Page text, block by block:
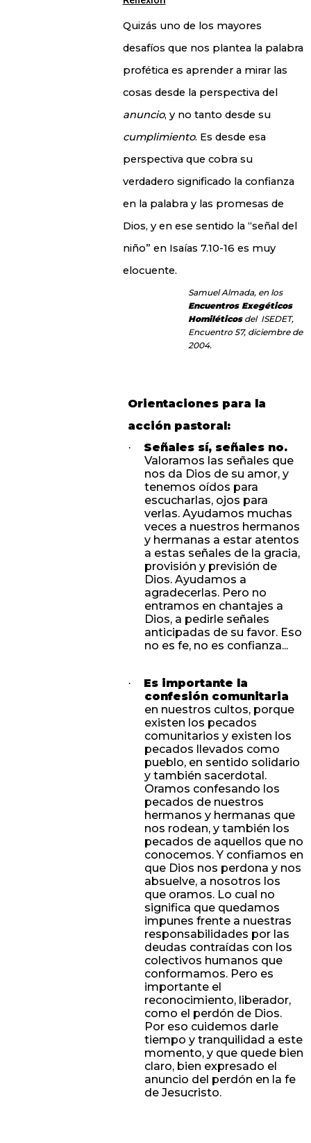
Quizás uno de los mayores
desafíos que nos plantea la palabra
profética es aprender a mirar las
cosas desde la perspectiva del
anuncio, y no tanto desde su
cumplimiento. Es desde esa
perspectiva que cobra su
verdadero significado la confianza
en la palabra y las promesas de
Dios, y en ese sentido la “señal del
niño” en Isaías 7.10-16 es muy
elocuente.
Samuel Almada, en los
Encuentros Exegéticos
Homiléticosdel ISEDET,
Encuentro 57, diciembre de
2004.
Orientaciones para la
acción pastoral:
·
Señales sí, señales no.
Valoramos las señales que
nos da Dios de su amor, y
tenemos oídos para
escucharlas, ojos para
verlas. Ayudamos muchas
veces a nuestros hermanos
y hermanas a estar atentos
a estas señales de la gracia,
provisión y previsión de
Dios. Ayudamos a
agradecerlas. Pero no
entramos en chantajes a
Dios, a pedirle señales
anticipadas de su favor. Eso
no es fe, no es confianza...
·
Es importante la
confesión comunitaria
en nuestros cultos, porque
existen los pecados
comunitarios y existen los
pecados llevados como
pueblo, en sentido solidario
y también sacerdotal.
Oramos confesando los
pecados de nuestros
hermanos y hermanas que
nos rodean, y también los
pecados de aquellos que no
conocemos. Y confiamos en
que Dios nos perdona y nos
absuelve, a nosotros los
que oramos. Lo cual no
significa que quedamos
impunes frente a nuestras
responsabilidades por las
deudas contraídas con los
colectivos humanos que
conformamos. Pero es
importante el
reconocimiento, liberador,
como el perdón de Dios.
Por eso cuidemos darle
tiempo y tranquilidad a este
momento, y que quede bien
claro, bien expresado el
anuncio del perdón en la fe
de Jesucristo.